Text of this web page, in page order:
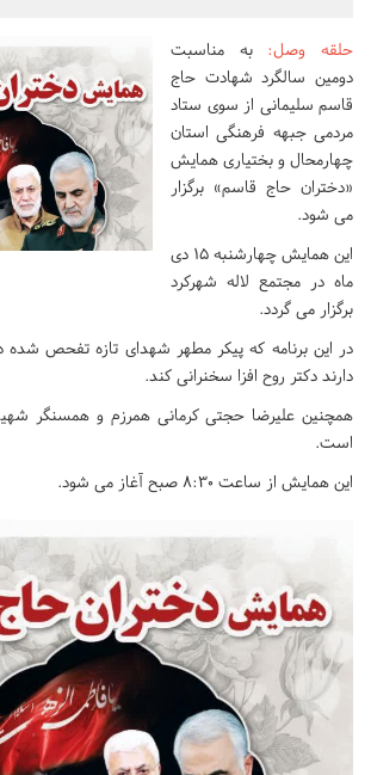
حلقه وصل:به مناسبت
دومین سالگرد شهادت حاج
قاسم سلیمانی از سوی ستاد
مردمی جبهه فرهنگی استان
چهارمحال و بختیاری همایش
«دختران حاج قاسم» برگزار
می شود.
این همایش چهارشنبه 15 دی
ماه در مجتمع لاله شهرکرد
برگزار می گردد.
در این برنامه که پیکر مطهر شهدای تازه تفحص
دارند دکتر روح افزا سخنرانی کند.
همچنین علیرضا حجتی کرمانی همرزم و همسنگر شهید
است.
این همایش از ساعت 8:30 صبح آغاز می شود.